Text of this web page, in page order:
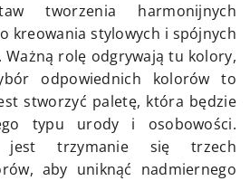
tworzenia harmonijnych
kreowania stylowych i spójnych
rolę odgrywają tu kolory,
odpowiednich kolorów to
stworzyć paletę, która będzie
typu urody i osobowości.
jest trzymanie się trzech
aby uniknąć nadmiernego